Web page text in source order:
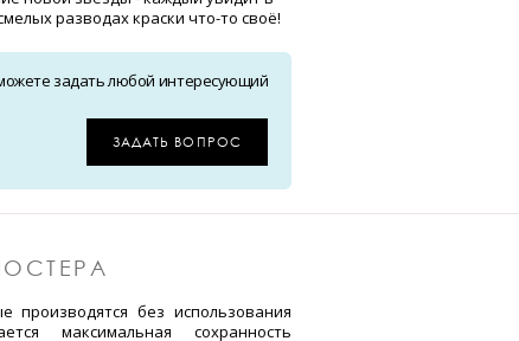
разводах краски что-то своё!
задать любой интересующий
ЗАДАТЬ ВОПРОС
производятся без использования
максимальная сохранность